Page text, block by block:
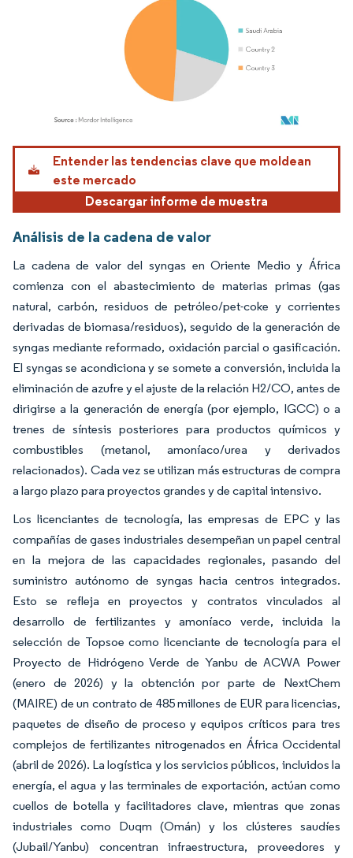
Imagen © Mordor Intelligence. El uso requiere atribución según CC BY 4.0.
Entender las tendencias clave que moldean
este mercado
Descargar informe de muestra
Análisis de la cadena de valor
La cadena de valor del syngas en Oriente Medio y África
comienza con el abastecimiento de materias primas (gas
natural, carbón, residuos de petróleo/pet-coke y corrientes
derivadas de biomasa/residuos), seguido de la generación de
syngas mediante reformado, oxidación parcial o gasificación.
El syngas se acondiciona y se somete a conversión, incluida la
eliminación de azufre y el ajuste de la relación H2/CO, antes de
dirigirse a la generación de energía (por ejemplo, IGCC) o a
trenes de síntesis posteriores para productos químicos y
combustibles (metanol, amoníaco/urea y derivados
relacionados). Cada vez se utilizan más estructuras de compra
a largo plazo para proyectos grandes y de capital intensivo.
Los licenciantes de tecnología, las empresas de EPC y las
compañías de gases industriales desempeñan un papel central
en la mejora de las capacidades regionales, pasando del
suministro autónomo de syngas hacia centros integrados.
Esto se refleja en proyectos y contratos vinculados al
desarrollo de fertilizantes y amoníaco verde, incluida la
selección de Topsoe como licenciante de tecnología para el
Proyecto de Hidrógeno Verde de Yanbu de ACWA Power
(enero de 2026) y la obtención por parte de NextChem
(MAIRE) de un contrato de 485 millones de EUR para licencias,
paquetes de diseño de proceso y equipos críticos para tres
complejos de fertilizantes nitrogenados en África Occidental
(abril de 2026). La logística y los servicios públicos, incluidos la
energía, el agua y las terminales de exportación, actúan como
cuellos de botella y facilitadores clave, mientras que zonas
industriales como Duqm (Omán) y los clústeres saudíes
(Jubail/Yanbu) concentran infraestructura, proveedores y